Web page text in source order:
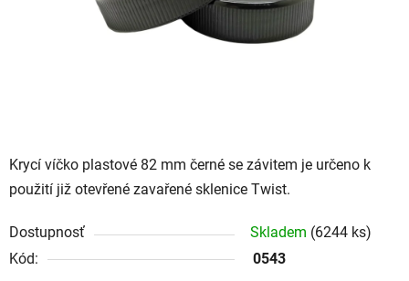
Krycí víčko plastové 82 mm černé se závitem je určeno k
použití již otevřené zavařené sklenice Twist.
Dostupnosť Skladem (6244 ks)
Kód:
0543